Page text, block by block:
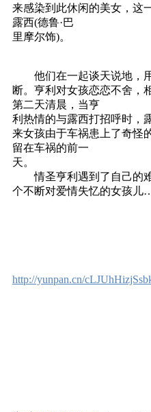
来感染到此休闲的美女，这
露西(德鲁·巴
里摩尔饰)。
他们在一起谈天说地，用
断。亨利对女孩恋恋不舍，
第二天清晨，当亨
利热情的与露西打招呼时，
来女孩由于车祸患上了奇怪
留在车祸的前一
天。
情圣亨利遇到了自己的难
个不断对爱情失忆的女孩
http://yunpan.cn/